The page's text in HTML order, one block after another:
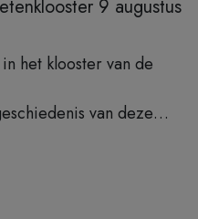
9 augustus
het klooster van de
van deze
inspireren door de